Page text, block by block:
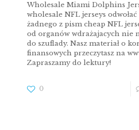
Wholesale Miami Dolphins
wholesale NFL jerseys
żadnego z pism cheap NFL
od organów wdrażajacych nie
do szuflady. Nasz materiał o
finansowych przeczytasz na
Zapraszamy do lektury!
0